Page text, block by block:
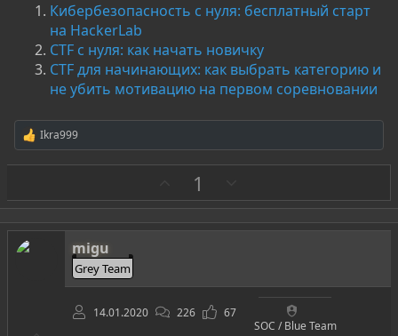
Кибербезопасность с нуля: бесплатный старт
на HackerLab
CTF с нуля: как начать новичку
CTF для начинающих: как выбрать категорию и
не убить мотивацию на первом соревновании
Р
е
а
ц
и
и
:
Ikra999
а
1
р
о
migu
Grey Team
14.01.2020 226
67
SOC / Blue Team